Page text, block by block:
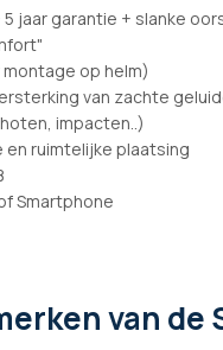
jaar garantie + slanke
op helm)
van zachte
impacten..)
ruimtelijke plaatsing
Smartphone
van de